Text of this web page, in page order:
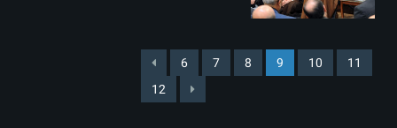
6 7 8 9 10
11
12